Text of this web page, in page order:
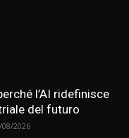
l’AI ridefinisce
del futuro
08/2026